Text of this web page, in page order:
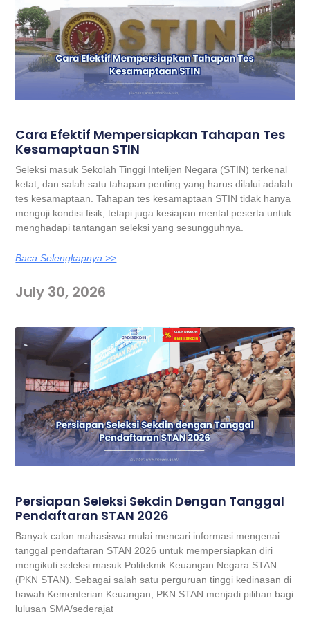
Cara Efektif Mempersiapkan Tahapan Tes
Kesamaptaan STIN
Seleksi masuk Sekolah Tinggi Intelijen Negara (STIN) terkenal
ketat, dan salah satu tahapan penting yang harus dilalui adalah
tes kesamaptaan. Tahapan tes kesamaptaan STIN tidak hanya
menguji kondisi fisik, tetapi juga kesiapan mental peserta untuk
menghadapi tantangan seleksi yang sesungguhnya.
Baca Selengkapnya >>
July 30, 2026
Persiapan Seleksi Sekdin Dengan Tanggal
Pendaftaran STAN 2026
Banyak calon mahasiswa mulai mencari informasi mengenai
tanggal pendaftaran STAN 2026 untuk mempersiapkan diri
mengikuti seleksi masuk Politeknik Keuangan Negara STAN
(PKN STAN). Sebagai salah satu perguruan tinggi kedinasan di
bawah Kementerian Keuangan, PKN STAN menjadi pilihan bagi
lulusan SMA/sederajat